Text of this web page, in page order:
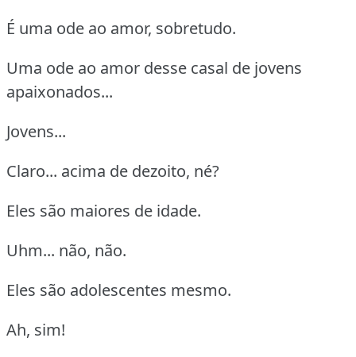
É uma ode ao amor, sobretudo.
Uma ode ao amor desse casal de jovens
apaixonados...
Jovens...
Claro... acima de dezoito, né?
Eles são maiores de idade.
Uhm... não, não.
Eles são adolescentes mesmo.
Ah, sim!